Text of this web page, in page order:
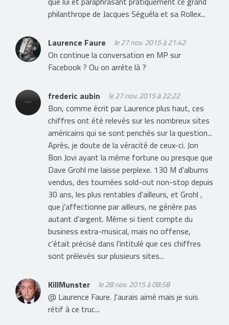
philanthrope de Jacques Séguéla et sa Rollex...
Laurence Faure le 27 nov. 2015 à 21:42
On continue la conversation en MP sur
Facebook ? Ou on arrête là ?
frederic aubin le 27 nov. 2015 à 22:22
Bon, comme écrit par Laurence plus haut, ces
chiffres ont été relevés sur les nombreux sites
américains qui se sont penchés sur la question...
Après, je doute de la véracité de ceux-ci. Jon
Bon Jovi ayant la même fortune ou presque que
Dave Grohl me laisse perplexe. 130 M d'albums
vendus, des tournées sold-out non-stop depuis
30 ans, les plus rentables d'ailleurs, et Grohl ,
que j'affectionne par ailleurs, ne génère pas
autant d'argent. Même si tient compte du
business extra-musical, mais no offense,
c'était précisé dans l'intitulé que ces chiffres
sont prélevés sur plusieurs sites...
KillMunster le 28 nov. 2015 à 08:58
@ Laurence Faure. J'aurais aimé mais je suis
rétif à ce truc...